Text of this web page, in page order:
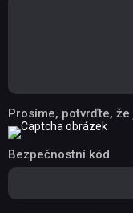
Prosíme, potvrďte,
Bezpečnostní kód